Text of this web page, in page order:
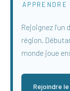
Rejoignez
région.
monde joue
Rejoindre